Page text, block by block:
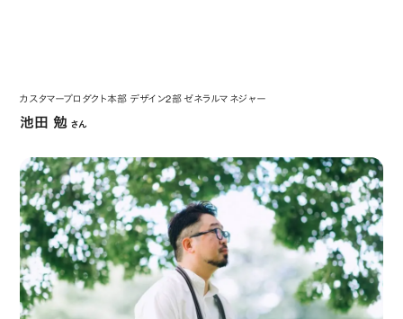
カスタマープロダクト本部 デザイン2部 ゼネラルマネジャー
池田 勉 さん